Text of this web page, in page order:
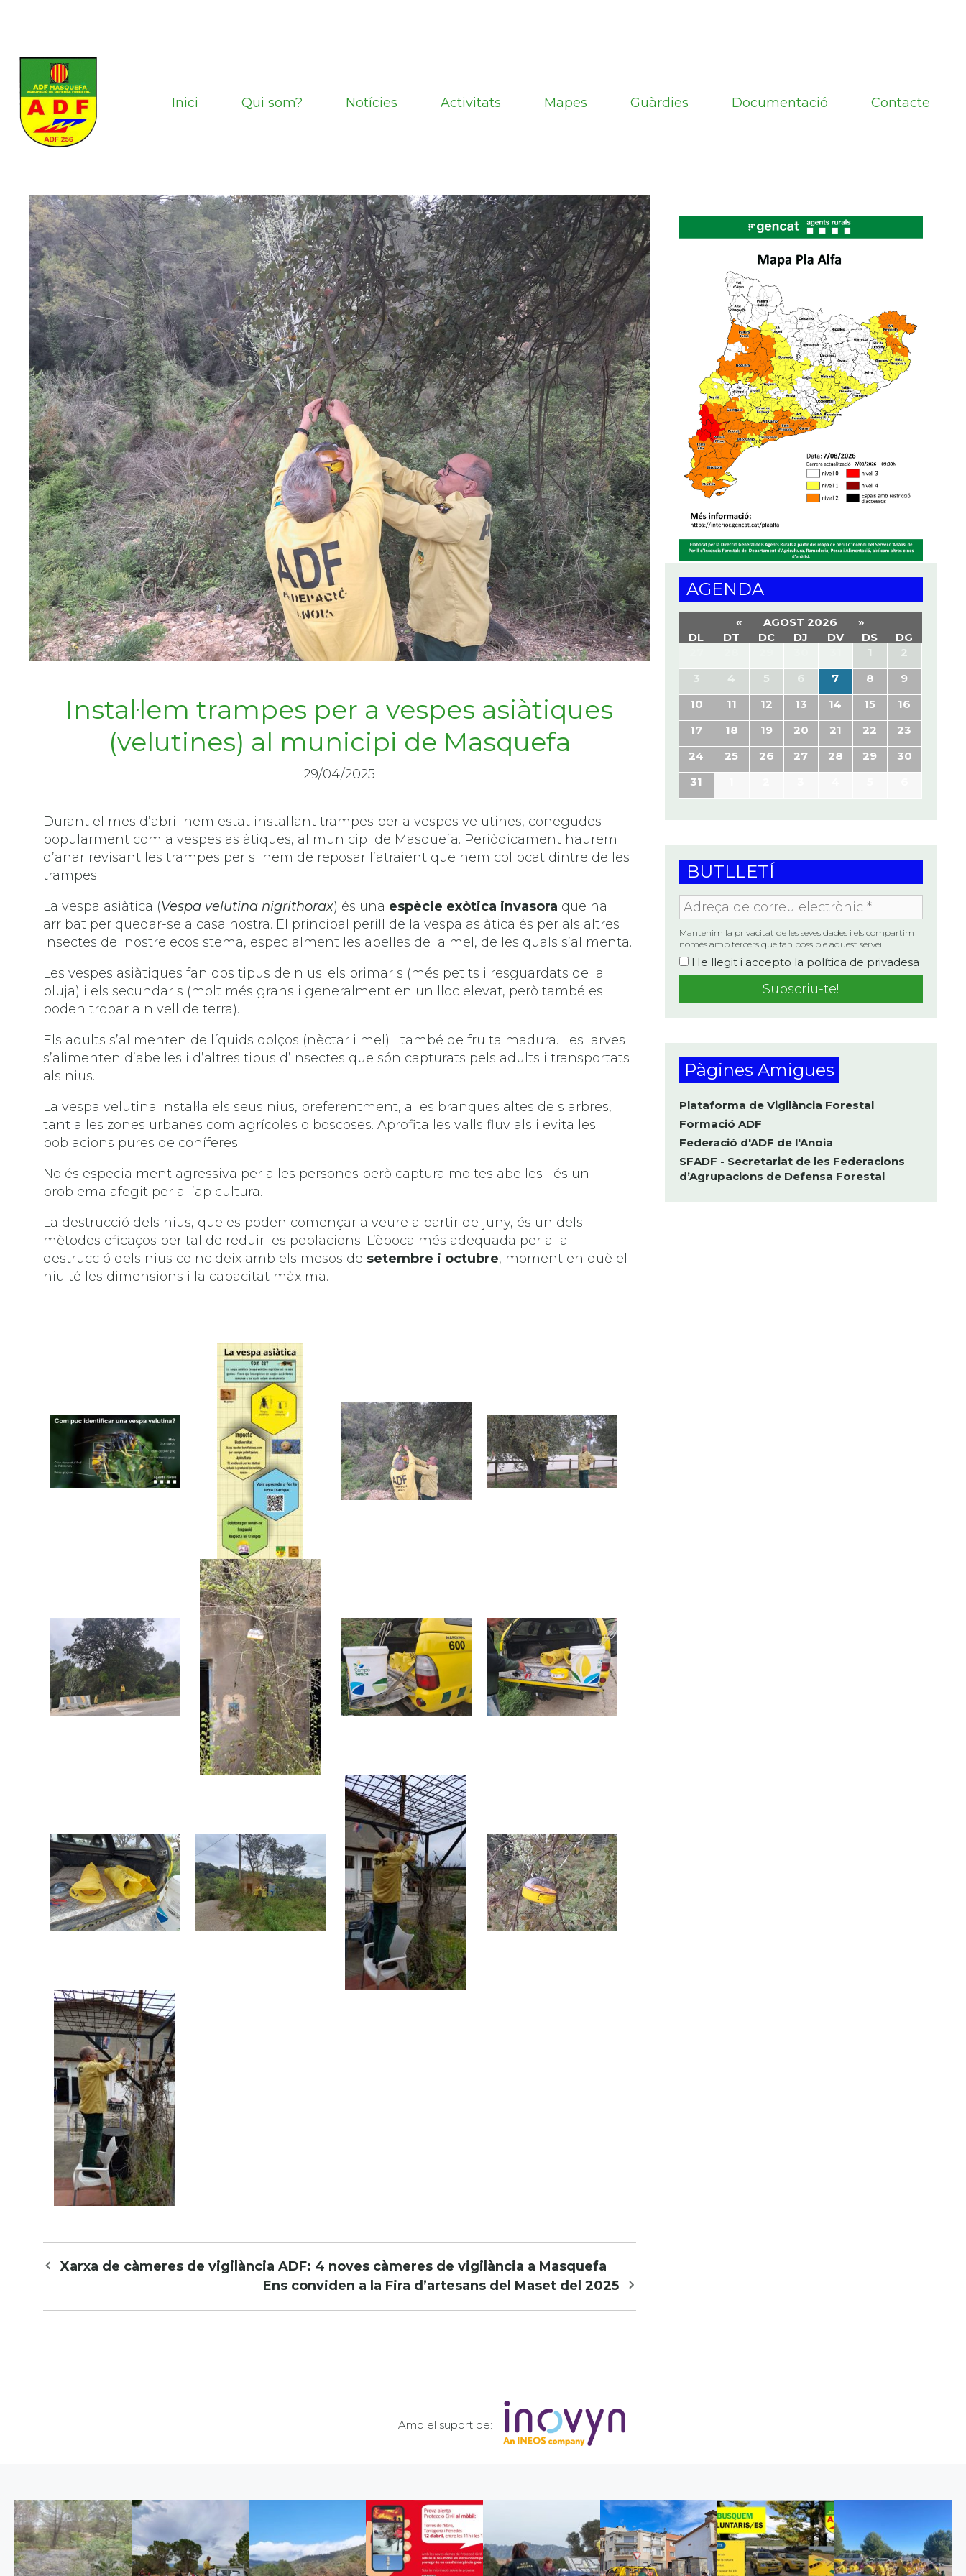
contingut
Inici
Qui som? Notícies Activitats Mapes Guàrdies Documentació Contacte
Instal·lem trampes per a vespes asiàtiques
(velutines) al municipi de Masquefa
29/04/2025
Durant el mes d’abril hem estat instal·lant trampes per a vespes velutines, conegudes
popularment com a vespes asiàtiques, al municipi de Masquefa. Periòdicament haurem
d’anar revisant les trampes per si hem de reposar l’atraient que hem col·locat dintre de les
trampes.
La vespa asiàtica (Vespa velutina nigrithorax) és una espècie exòtica invasora que ha
arribat per quedar-se a casa nostra. El principal perill de la vespa asiàtica és per als altres
insectes del nostre ecosistema, especialment les abelles de la mel, de les quals s’alimenta.
Les vespes asiàtiques fan dos tipus de nius: els primaris (més petits i resguardats de la
pluja) i els secundaris (molt més grans i generalment en un lloc elevat, però també es
poden trobar a nivell de terra).
Els adults s’alimenten de líquids dolços (nèctar i mel) i també de fruita madura. Les larves
s’alimenten d’abelles i d’altres tipus d’insectes que són capturats pels adults i transportats
als nius.
La vespa velutina instal·la els seus nius, preferentment, a les branques altes dels arbres,
tant a les zones urbanes com agrícoles o boscoses. Aprofita les valls fluvials i evita les
poblacions pures de coníferes.
No és especialment agressiva per a les persones però captura moltes abelles i és un
problema afegit per a l’apicultura.
La destrucció dels nius, que es poden començar a veure a partir de juny, és un dels
mètodes eficaços per tal de reduir les poblacions. L’època més adequada per a la
destrucció dels nius coincideix amb els mesos de setembre i octubre, moment en què el
niu té les dimensions i la capacitat màxima.
Navegació
Xarxa de càmeres de vigilància ADF: 4 noves càmeres de vigilància a Masquefa
Ens conviden a la Fira d’artesans del Maset del 2025
AGENDA
« AGOST 2026
»
DL
DT DC DJ DV DS
DG
1
2
3
4 5 6 7 8
9
10
11 12 13 14 15
16
17
18 19 20 21 22
23
24
25 26 27 28 29
30
31
BUTLLETÍ
Adreça
de
correu
electrònic
*
Mantenim la privacitat de les seves dades i els compartim
només amb tercers que fan possible aquest servei.
He llegit i accepto la política de privadesa
Pàgines Amigues
Plataforma de Vigilància Forestal
Formació ADF
Federació d'ADF de l'Anoia
SFADF - Secretariat de les Federacions
d’Agrupacions de Defensa Forestal
Amb el suport de: